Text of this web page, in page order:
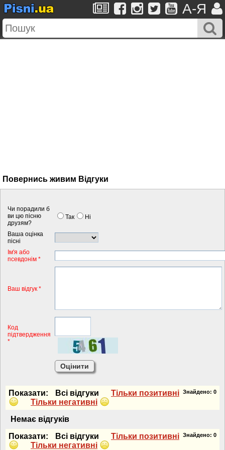
A-Я
Повернись живим Вiдгуки
Чи порадили б
ви цю пісню
друзям?
Так Нi
Ваша оцінка
пісні
Iм'я або
псевдонiм *
Ваш відгук *
Код
підтвердження
*
Знайдено: 0
Показати: Всi вiдгуки
Тiльки позитивнi
Тiльки негативнi
Немає вiдгукiв
Знайдено: 0
Показати: Всi вiдгуки
Тiльки позитивнi
Тiльки негативнi